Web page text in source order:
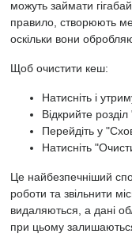
можуть займати
правило, створюють
оскільки вони
Щоб очистити кеш:
Натисніть і
Відкрийте
Перейдіть у
Натисніть
Це найбезпечніший
роботи та звільнити
видаляються, а дані
при цьому